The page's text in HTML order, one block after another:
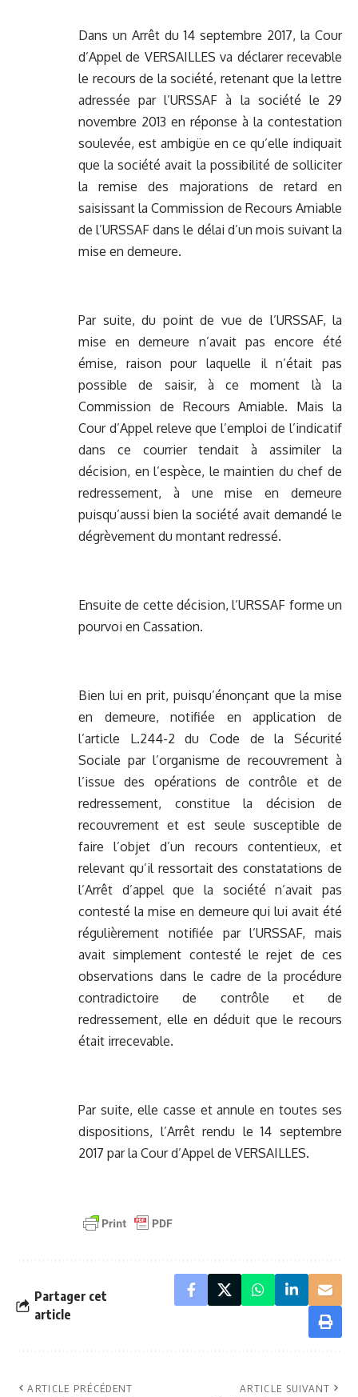
Dans un Arrêt du 14 septembre 2017, la Cour
d’Appel de VERSAILLES va déclarer recevable
le recours de la société, retenant que la lettre
adressée par l’URSSAF à la société le 29
novembre 2013 en réponse à la contestation
soulevée, est ambigüe en ce qu’elle indiquait
que la société avait la possibilité de solliciter
la remise des majorations de retard en
saisissant la Commission de Recours Amiable
de l’URSSAF dans le délai d’un mois suivant la
mise en demeure.
Par suite, du point de vue de l’URSSAF, la
mise en demeure n’avait pas encore été
émise, raison pour laquelle il n’était pas
possible de saisir, à ce moment là la
Commission de Recours Amiable. Mais la
Cour d’Appel releve que l’emploi de l’indicatif
dans ce courrier tendait à assimiler la
décision, en l’espèce, le maintien du chef de
redressement, à une mise en demeure
puisqu’aussi bien la société avait demandé le
dégrèvement du montant redressé.
Ensuite de cette décision, l’URSSAF forme un
pourvoi en Cassation.
Bien lui en prit, puisqu’énonçant que la mise
en demeure, notifiée en application de
l’article L.244-2 du Code de la Sécurité
Sociale par l’organisme de recouvrement à
l’issue des opérations de contrôle et de
redressement, constitue la décision de
recouvrement et est seule susceptible de
faire l’objet d’un recours contentieux, et
relevant qu’il ressortait des constatations de
l’Arrêt d’appel que la société n’avait pas
contesté la mise en demeure qui lui avait été
régulièrement notifiée par l’URSSAF, mais
avait simplement contesté le rejet de ces
observations dans le cadre de la procédure
contradictoire de contrôle et de
redressement, elle en déduit que le recours
était irrecevable.
Par suite, elle casse et annule en toutes ses
dispositions, l’Arrêt rendu le 14 septembre
2017 par la Cour d’Appel de VERSAILLES.
Partager cet
article
ARTICLE PRÉCÉDENT ARTICLE SUIVANT